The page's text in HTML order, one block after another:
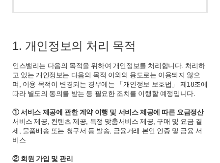
1. 개인정보의 처리 목적
인스밸리는 다음의 목적을 위하여 개인정보를 처리합니다. 처리하
고 있는 개인정보는 다음의 목적 이외의 용도로는 이용되지 않으
며, 이용 목적이 변경되는 경우에는 「개인정보 보호법」 제18조에
따라 별도의 동의를 받는 등 필요한 조치를 이행할 예정입니다.
① 서비스 제공에 관한 계약 이행 및 서비스 제공에 따른 요금정산
서비스 제공, 컨텐츠 제공, 특정 맞춤서비스 제공, 구매 및 요금 결
제, 물품배송 또는 청구서 등 발송, 금융거래 본인 인증 및 금융 서
비스
② 회원 가입 및 관리